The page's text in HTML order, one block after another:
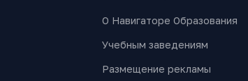
О Навигаторе Образования
Учебным заведениям
Размещение рекламы